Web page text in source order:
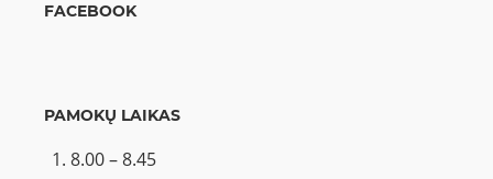
FACEBOOK
PAMOKŲ LAIKAS
8.00 – 8.45